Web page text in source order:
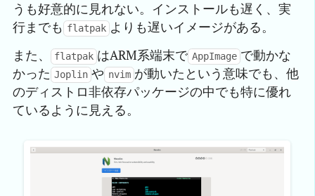
うも好意的に見れない。インストールも遅く、実
行までも flatpak よりも遅いイメージがある。
また、
flatpak はARM系端末で AppImage で動かな
かった Joplin や nvim が動いたという意味でも、他
のディストロ非依存パッケージの中でも特に優れ
ているように見える。